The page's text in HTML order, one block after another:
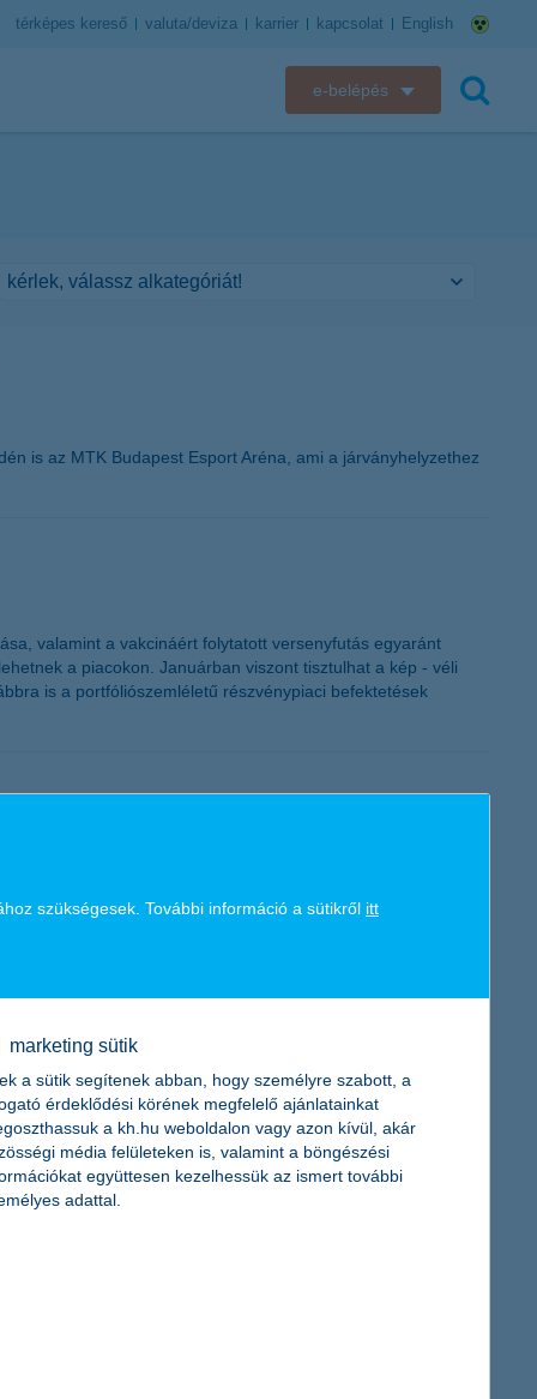
térképes kereső valuta/deviza karrier kapcsolat English
e-belépés
is az MTK Budapest Esport Aréna, ami a járványhelyzethez
valamint a vakcináért folytatott versenyfutás egyaránt
a piacokon. Januárban viszont tisztulhat a kép - véli
is a portfóliószemléletű részvénypiaci befektetések
a piacra lépését, fejlődését. A befektetők elnyerése
Cseppke megálmodói ezért megmutatják, hogy mire
ösztönző adományozási programjának. A Covid19
segítségükkel pedig összesen 50 millió forint
befektetések díja pályázatán a Legfelelősebb
szükségesek. További információ a sütikről itt
marketing sütik
a sütik segítenek abban, hogy személyre szabott, a
érdeklődési körének megfelelő ajánlatainkat
a kh.hu weboldalon vagy azon kívül, akár
média felületeken is, valamint a böngészési
együttesen kezelhessük az ismert további
adattal.